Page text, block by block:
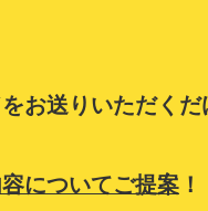
お送りいただくだ
についてご提案 ！